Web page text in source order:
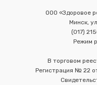
ООО «Здоровое
Минск,
(017)
Режим
В торговом
Регистрация № 22